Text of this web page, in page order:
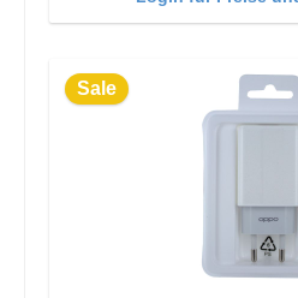
Sale